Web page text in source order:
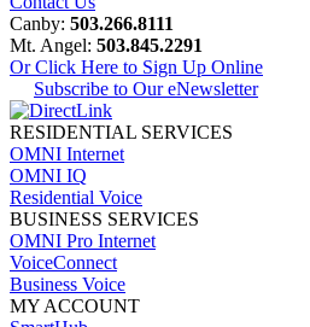
Canby: 503.266.8111
Mt. Angel: 503.845.2291
Or Click Here to Sign Up Online
Subscribe to Our eNewsletter
RESIDENTIAL SERVICES
OMNI Internet
OMNI IQ
Residential Voice
BUSINESS SERVICES
OMNI Pro Internet
VoiceConnect
Business Voice
MY ACCOUNT